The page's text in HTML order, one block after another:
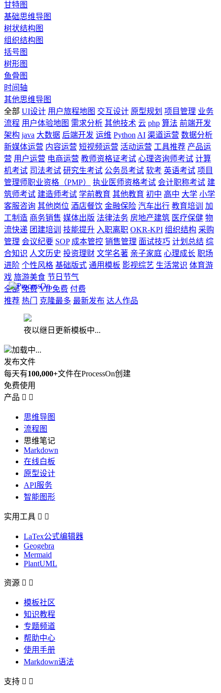
甘特图
基础思维导图
树状结构图
组织结构图
括号图
树形图
鱼骨图
时间轴
其他思维导图
全部 UI设计 用户旅程地图 交互设计 原型规划 项目管理 业务
流程 用户体验地图 需求分析 其他技术 云 php 算法 前端开发
架构 java 大数据 后端开发 运维 Python AI 渠道运营 数据分析
新媒体运营 内容运营 短视频运营 活动运营 工具推荐 产品运
营 用户运营 电商运营 教师资格证考试 心理咨询师考试 计算
机考试 司法考试 研究生考试 公务员考试 软考 英语考试 项目
管理师职业资格（PMP）
执业医师资格考试 会计职称考试 建
筑师考试 建造师考试 学前教育 其他教育 初中 高中 大学 小学
客服咨询 其他岗位 酒店餐饮 金融保险 汽车出行 教育培训
加
工制造 商务销售 媒体出版 法律法务 房地产建筑 医疗保健 物
流快递 团建培训 技能提升 入职离职 OKR-KPI 组织结构 采购
管理 会议纪要 SOP 成本管控 销售管理 面试技巧 计划总结 综
合知识 人文历史 投资理财 文学名著 亲子家庭 心理成长 职场
进阶 个性风格 基础版式 通用模板 影视综艺 生活常识 体育游
戏 旅游美食 节日节气
全部 免费 VIP免费 付费
推荐 热门 克隆最多 最新发布 达人作品
夜以继日更新模板中...
加载中...
发布文件
每天有100,000+文件在ProcessOn创建
免费使用
产品  
思维导图
流程图
思维笔记
Markdown
在线白板
原型设计
API服务
智能图形
实用工具  
LaTex公式编辑器
Geogebra
Mermaid
PlantUML
资源  
模板社区
知识教程
专题频道
帮助中心
使用手册
Markdown语法
支持  